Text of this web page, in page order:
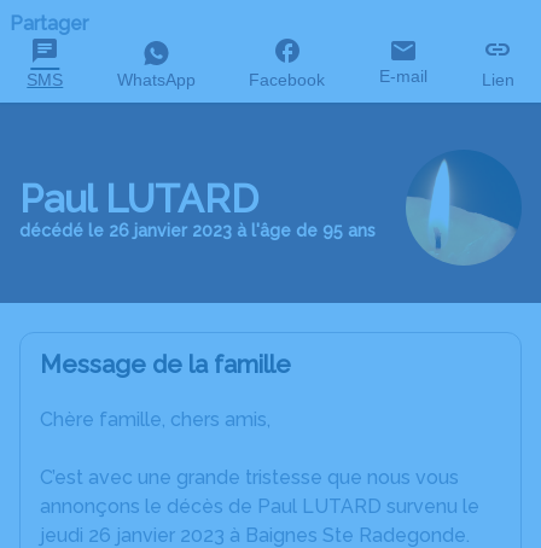
Partager
SMS WhatsApp Facebook E-mail Lien
Paul LUTARD
décédé le 26 janvier 2023 à l'âge de 95 ans
Message de la famille
Chère famille, chers amis,
C’est avec une grande tristesse que nous vous
annonçons le décès de Paul LUTARD survenu le
jeudi 26 janvier 2023 à Baignes Ste Radegonde.